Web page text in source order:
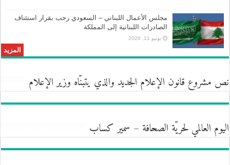
المزيد
مجلس الأعمال اللبناني – السعودي رحب بقرار استئناف
الصادرات اللبنانية إلى المملكة
يونيو 11, 2026
نص مشروع قانون الإعلام الجديد والذي يتبنّاه وزير الإعلام
اليوم العالمي لحريّة الصحافة – سمير كساب